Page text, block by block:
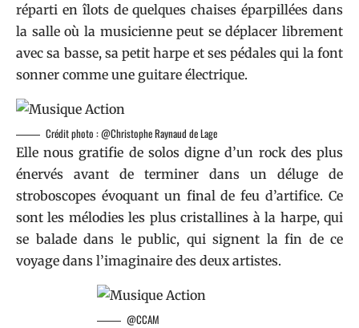
réparti en îlots de quelques chaises éparpillées dans
la salle où la musicienne peut se déplacer librement
avec sa basse, sa petit harpe et ses pédales qui la font
sonner comme une guitare électrique.
Crédit photo : @Christophe Raynaud de Lage
Elle nous gratifie de solos digne d’un rock des plus
énervés avant de terminer dans un déluge de
stroboscopes évoquant un final de feu d’artifice. Ce
sont les mélodies les plus cristallines à la harpe, qui
se balade dans le public, qui signent la fin de ce
voyage dans l’imaginaire des deux artistes.
@CCAM